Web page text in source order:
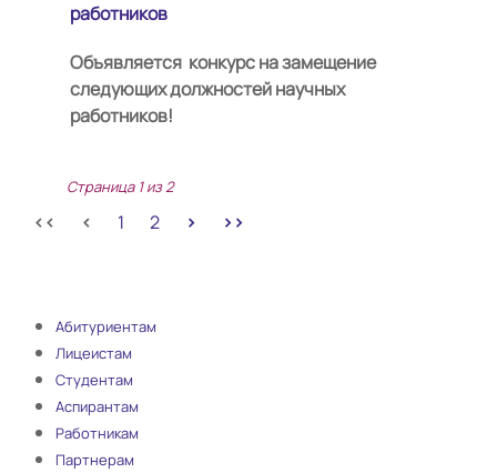
работников
Объявляется конкурс на замещение
следующих должностей научных
работников!
Страница 1 из 2
1 2
Абитуриентам
Лицеистам
Студентам
Аспирантам
Работникам
Партнерам